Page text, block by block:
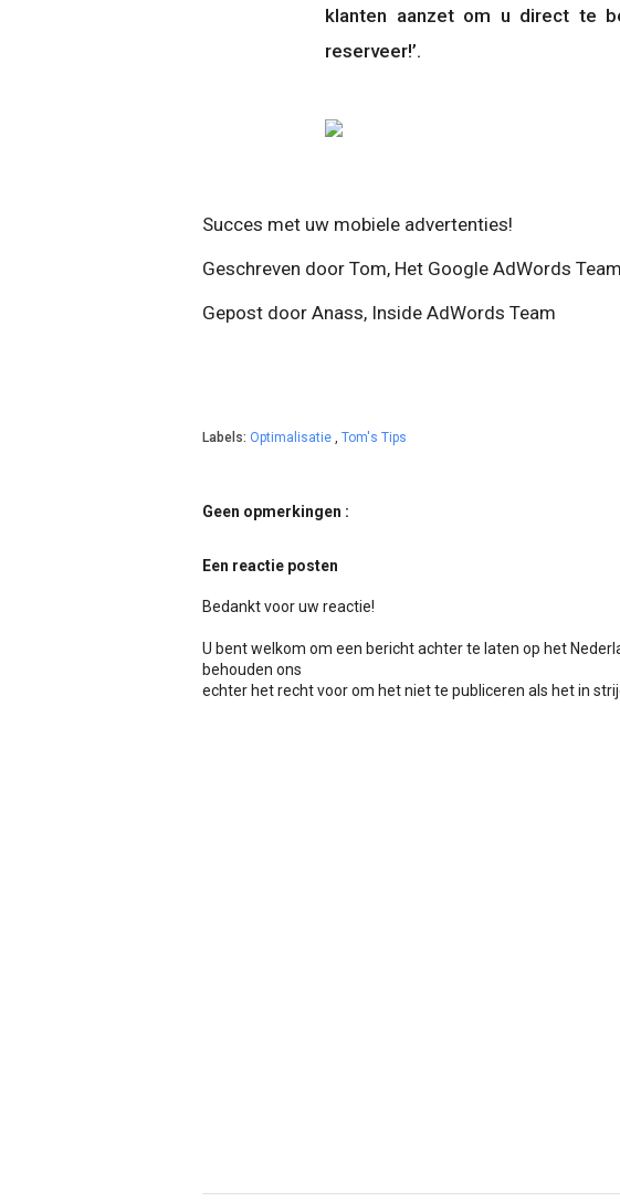
klanten aanzet om u direct te
reserveer!’.
Succes met uw mobiele advertenties!
Geschreven door Tom, Het Google AdWords Team
Gepost door Anass, Inside AdWords Team
Labels: Optimalisatie , Tom's Tips
Geen opmerkingen :
Een reactie posten
Bedankt voor uw reactie!
U bent welkom om een bericht achter te laten op het
behouden ons
echter het recht voor om het niet te publiceren als het in